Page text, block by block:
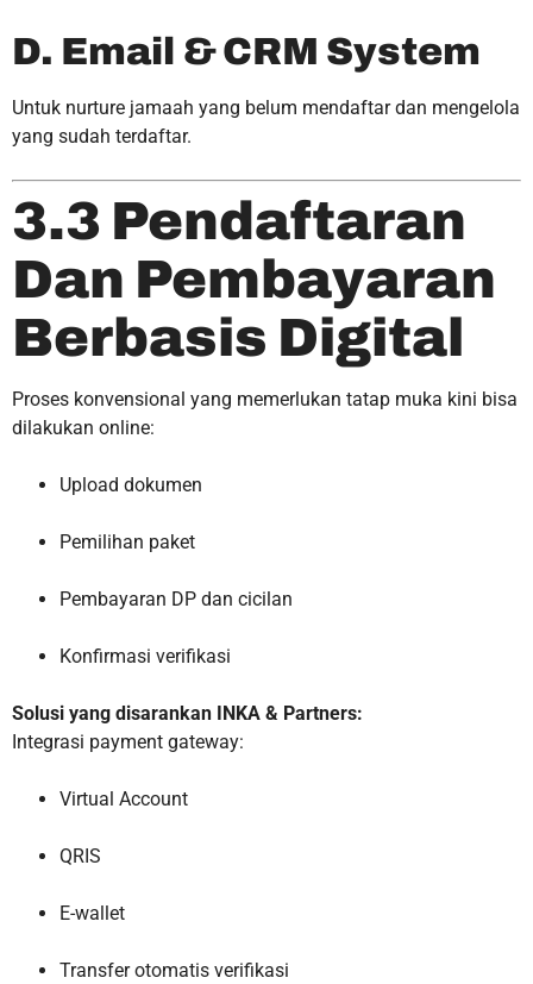
D. Email & CRM System
Untuk nurture jamaah yang belum mendaftar dan mengelola
yang sudah terdaftar.
3.3 Pendaftaran
Dan Pembayaran
Berbasis Digital
Proses konvensional yang memerlukan tatap muka kini bisa
dilakukan online:
Upload dokumen
Pemilihan paket
Pembayaran DP dan cicilan
Konfirmasi verifikasi
Solusi yang disarankan INKA & Partners:
Integrasi payment gateway:
Virtual Account
QRIS
E-wallet
Transfer otomatis verifikasi